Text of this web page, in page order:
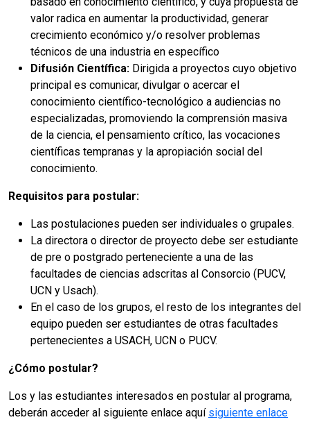
valor radica en aumentar la productividad, generar
crecimiento económico y/o resolver problemas
técnicos de una industria en específico
Difusión Científica: Dirigida a proyectos cuyo objetivo
principal es comunicar, divulgar o acercar el
conocimiento científico-tecnológico a audiencias no
especializadas, promoviendo la comprensión masiva
de la ciencia, el pensamiento crítico, las vocaciones
científicas tempranas y la apropiación social del
conocimiento.
Requisitos para postular:
Las postulaciones pueden ser individuales o grupales.
La directora o director de proyecto debe ser estudiante
de pre o postgrado perteneciente a una de las
facultades de ciencias adscritas al Consorcio (PUCV,
UCN y Usach).
En el caso de los grupos, el resto de los integrantes del
equipo pueden ser estudiantes de otras facultades
pertenecientes a USACH, UCN o PUCV.
¿Cómo postular?
Los y las estudiantes interesados en postular al programa,
deberán acceder al siguiente enlace aquí siguiente enlace